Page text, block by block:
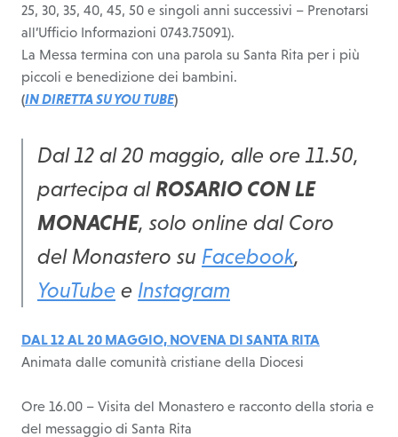
25, 30, 35, 40, 45, 50 e singoli anni successivi – Prenotarsi
all’Ufficio Informazioni 0743.75091).
La Messa termina con una parola su Santa Rita per i più
piccoli e benedizione dei bambini.
(IN DIRETTA SU YOU TUBE)
Dal 12 al 20 maggio, alle ore 11.50,
partecipa alROSARIO CON LE
MONACHE, solo online dal Coro
del Monastero su Facebook,
YouTube e Instagram
DAL 12 AL 20 MAGGIO,NOVENA DI SANTA RITA
Animata dalle comunità cristiane della Diocesi
Ore 16.00 – Visita del Monastero e racconto della storia e
del messaggio di Santa Rita